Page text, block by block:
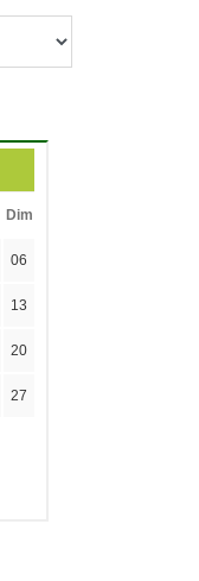
Dim
06
13
20
27